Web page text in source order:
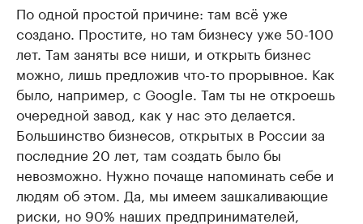
По одной простой причине: там всё уже
создано. Простите, но там бизнесу уже 50-100
лет. Там заняты все ниши, и открыть бизнес
можно, лишь предложив что-то прорывное. Как
было, например, с Google. Там ты не откроешь
очередной завод, как у нас это делается.
Большинство бизнесов, открытых в России за
последние 20 лет, там создать было бы
невозможно. Нужно почаще напоминать себе и
людям об этом. Да, мы имеем зашкаливающие
риски, но 90% наших предпринимателей,